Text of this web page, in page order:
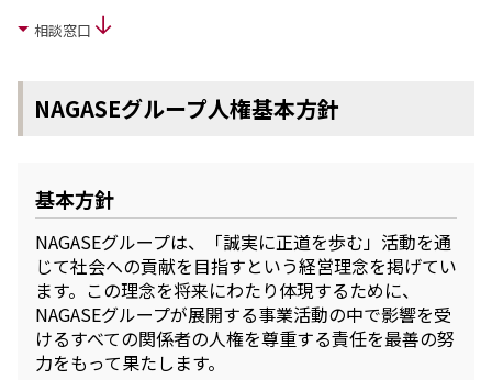
2026年
2025年
2021年
2020年
2019年
2018年
2017年
2016年
2015年
2014年
相談窓口
NAGASEグループ人権基本方針
基本方針
NAGASEグループは、「誠実に正道を歩む」活動を通
じて社会への貢献を目指すという経営理念を掲げてい
ます。この理念を将来にわたり体現するために、
NAGASEグループが展開する事業活動の中で影響を受
けるすべての関係者の人権を尊重する責任を最善の努
力をもって果たします。